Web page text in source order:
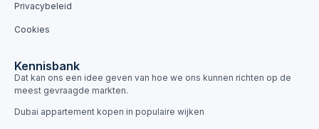
Privacybeleid
Cookies
Kennisbank
Dat kan ons een idee geven van hoe we ons kunnen richten op de
meest gevraagde markten.
Dubai appartement kopen in populaire wijken